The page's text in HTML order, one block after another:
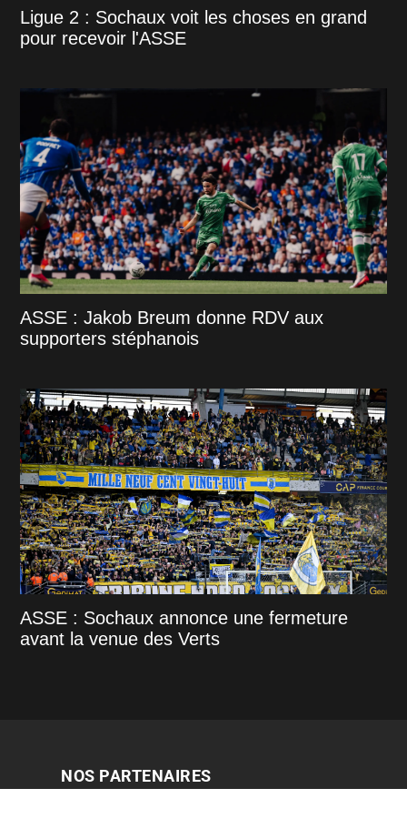
Ligue 2 : Sochaux voit les choses en grand
pour recevoir l'ASSE
ASSE : Jakob Breum donne RDV aux
supporters stéphanois
ASSE : Sochaux annonce une fermeture
avant la venue des Verts
NOS PARTENAIRES